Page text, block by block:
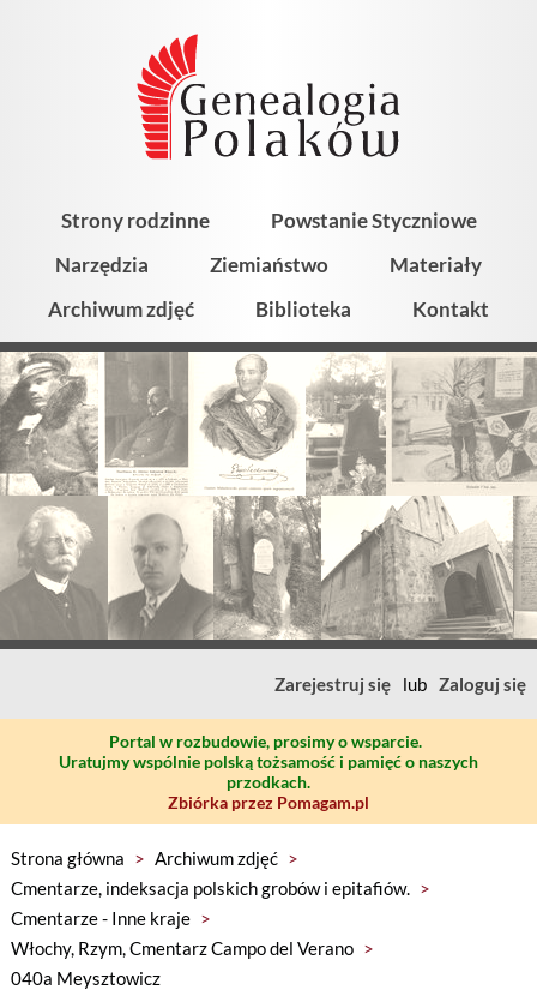
Strony rodzinne
Powstanie Styczniowe
Narzędzia
Ziemiaństwo
Materiały
Archiwum zdjęć
Biblioteka Kontakt
Zarejestruj się lub Zaloguj się
Portal w rozbudowie, prosimy o wsparcie.
Uratujmy wspólnie polską tożsamość i pamięć o naszych
przodkach.
Zbiórka przez Pomagam.pl
Strona główna > Archiwum zdjęć >
Cmentarze, indeksacja polskich grobów i epitafiów. >
Cmentarze - Inne kraje >
Włochy, Rzym, Cmentarz Campo del Verano >
040a Meysztowicz